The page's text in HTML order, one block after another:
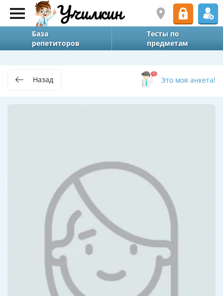
База
репетиторов
Тесты по
предметам
Назад Это моя анкета!